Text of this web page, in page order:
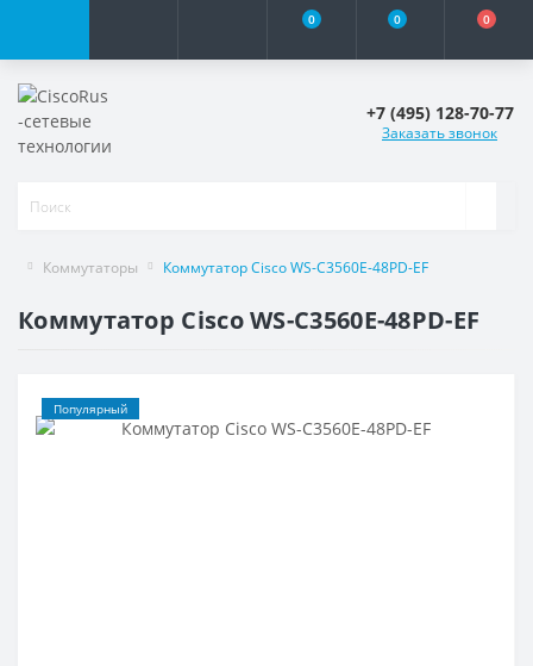
0 0 0
+7 (495) 128-70-77
Заказать звонок
Коммутаторы Коммутатор Cisco WS-C3560E-48PD-EF
Коммутатор Cisco WS-C3560E-48PD-EF
Популярный